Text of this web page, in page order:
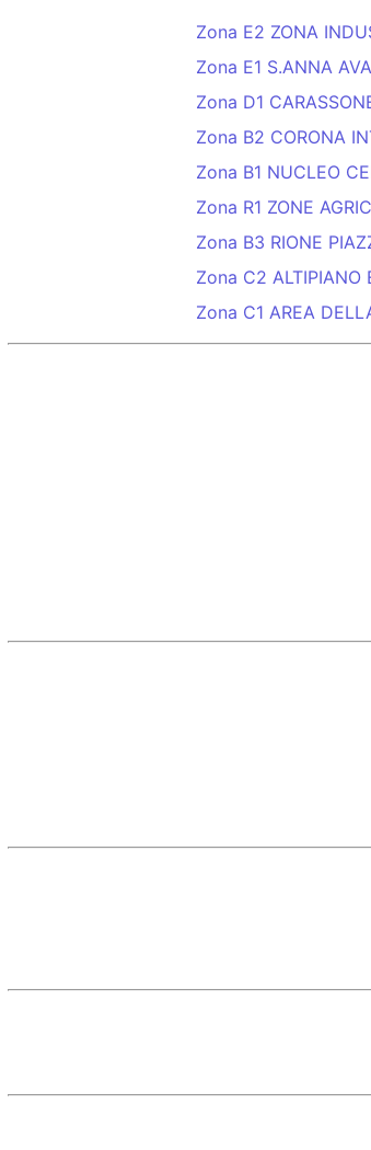
Zona E2 ZONA
Zona E1 S.ANNA
Zona D1
Zona B2 CORONA
Zona B1 NUCLEO
Zona R1 ZONE
Zona B3 RIONE
Zona C2 ALTIPIANO
Zona C1 AREA